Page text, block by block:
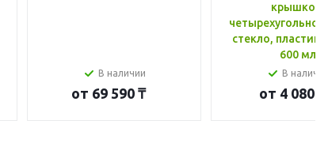
В наличии
от 69 590 ₸
крышкой,
стекло, пластик
600 мл
В
от 4 080 ₸